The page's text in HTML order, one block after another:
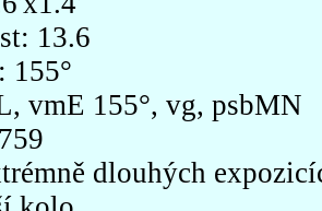
13.6
155°
vmE 155°, vg, psbMN
dlouhých